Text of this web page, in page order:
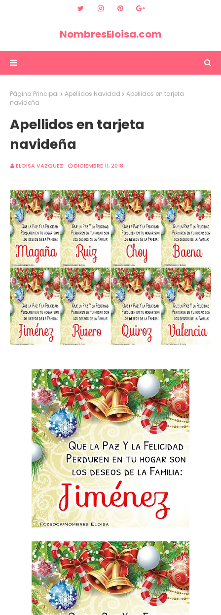
NombresEloisa.com
Página Principal Apellidos Navidad
Apellidos en tarjeta
navideña
Apellidos en tarjeta
navideña
ELOISA VAZQUEZ DICIEMBRE 11, 2018